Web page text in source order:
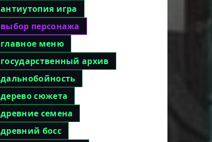
антиутопия игра
выбор персонажа
главное меню
государственный архив
дальнобойность
дерево сюжета
древние семена
древний босс